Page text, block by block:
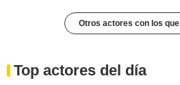
Otros actores con los
Top actores del día